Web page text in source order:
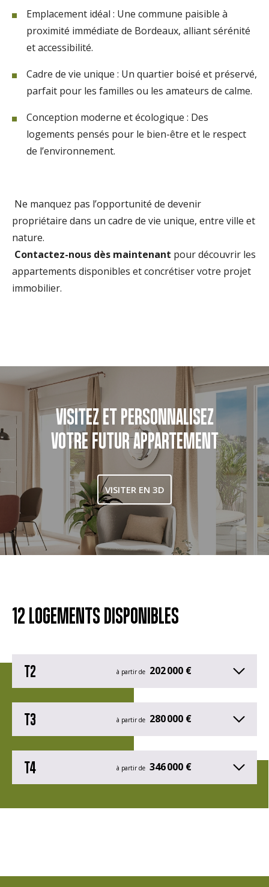
Emplacement idéal : Une commune paisible à
proximité immédiate de Bordeaux, alliant sérénité
et accessibilité.
Cadre de vie unique : Un quartier boisé et préservé,
parfait pour les familles ou les amateurs de calme.
Conception moderne et écologique : Des
logements pensés pour le bien-être et le respect
de l’environnement.
Ne manquez pas l’opportunité de devenir
propriétaire dans un cadre de vie unique, entre ville et
nature.
Contactez-nous dès maintenant pour découvrir les
appartements disponibles et concrétiser votre projet
immobilier.
VISITEZ ET PERSONNALISEZ
VOTRE FUTUR APPARTEMENT
VISITER EN 3D
12 LOGEMENTS DISPONIBLES
T2 à partir de 202 000 €
T3 à partir de 280 000 €
T4 à partir de 346 000 €